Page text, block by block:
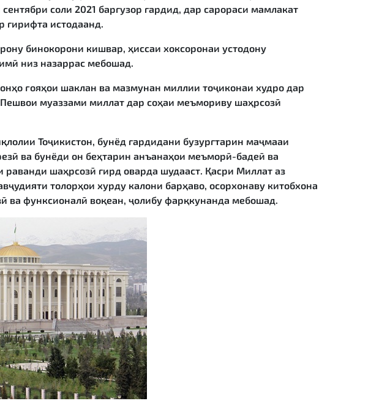
соли 2021 баргузор гардид, дар сарораси мамлакат
гирифта истодаанд.
бинокорони кишвар, ҳиссаи хоксоронаи устодону
низ назаррас мебошад.
ғояҳои шаклан ва мазмунан миллии тоҷиконаи худро дар
муаззами миллат дар соҳаи меъмориву шаҳрсозӣ
Тоҷикистон, бунёд гардидани бузургтарин маҷмааи
ва бунёди он беҳтарин анъанаҳои меъморӣ-бадеӣ ва
шаҳрсозӣ гирд оварда шудааст. Қасри Миллат аз
толорҳои хурду калони барҳаво, осорхонаву китобхона
ва функсионалӣ воқеан, ҷолибу фарқкунанда мебошад.